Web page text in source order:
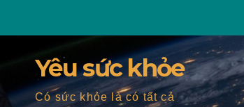
Yêu sức khỏe
Có sức khỏe là có tất cả